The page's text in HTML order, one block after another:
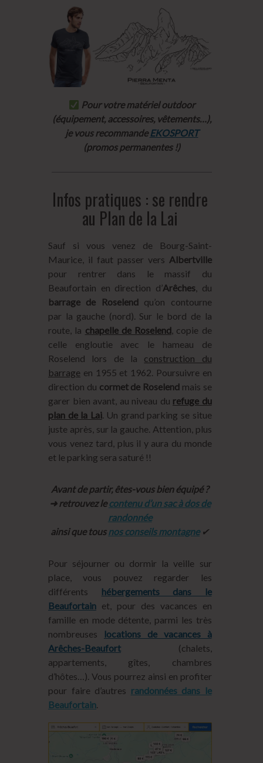
Pour votre matériel outdoor
(équipement, accessoires, vêtements…),
je vous recommandeEKOSPORT
(promos permanentes !)
Infos pratiques : se rendre
au Plan de la Lai
Sauf si vous venez de Bourg-Saint-
Maurice, il faut passer vers Albertville
pour rentrer dans le massif du
Beaufortain en direction d’Arêches, du
barrage de Roselendqu’on contourne
par la gauche (nord). Sur le bord de la
route, la chapelle de Roselend , copie de
celle engloutie avec le hameau de
Roselend lors de la construction du
barrage en 1955 et 1962. Poursuivre en
direction du cormet de Roselend mais se
garer bien avant, au niveau du refuge du
plan de la Lai. Un grand parking se situe
juste après, sur la gauche. Attention, plus
vous venez tard, plus il y aura du monde
et le parking sera saturé !!
Avant de partir, êtes-vous bien équipé ?
➜ retrouvez lecontenu d’un sac à dos de
randonnée
ainsi que tousnos conseils montagne✔︎
Pour séjourner ou dormir la veille sur
place, vous pouvez regarder les
différents hébergements dans le
Beaufortain et, pour des vacances en
famille en mode détente, parmi les très
nombreuses
locations de vacances à
Arêches-Beaufort (chalets,
appartements, gîtes, chambres
d’hôtes…). Vous pourrez ainsi en profiter
pour faire d’autres randonnées dans le
Beaufortain.